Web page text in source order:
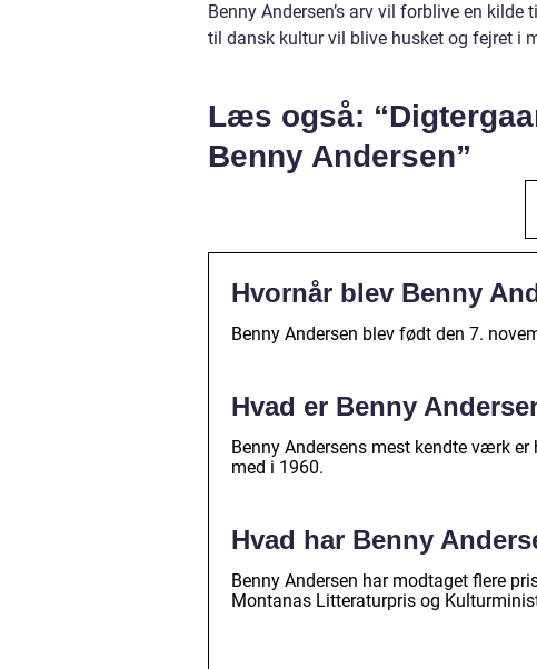
Benny Andersen’s arv vil forblive en
til dansk kultur vil blive husket og fejret i
Læs også:
Benny Andersen”
Hvornår blev Benny
Benny Andersen blev født den 7.
Hvad er Benny
Benny Andersens mest kendte værk
med i 1960.
Hvad har Benny
Benny Andersen har modtaget flere
Montanas Litteraturpris og